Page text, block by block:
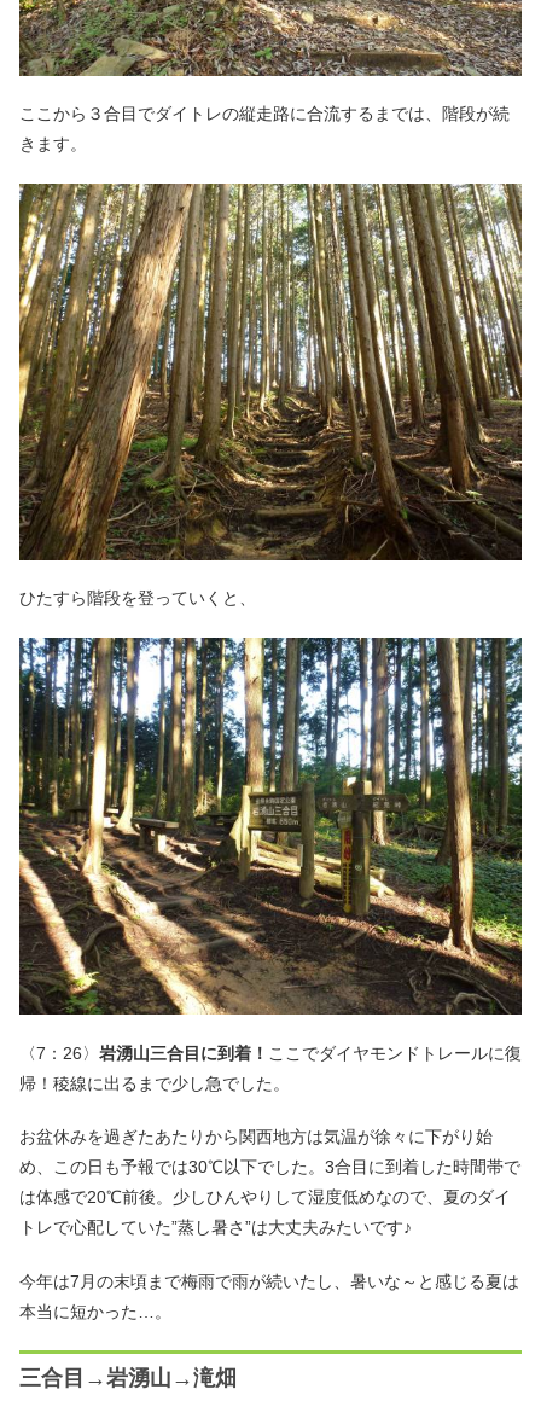
ここから３合目でダイトレの縦走路に合流するまでは、階段が続
きます。
ひたすら階段を登っていくと、
〈7：26〉 岩湧山三合目に到着！ ここでダイヤモンドトレールに復
帰！稜線に出るまで少し急でした。
お盆休みを過ぎたあたりから関西地方は気温が徐々に下がり始
め、この日も予報では30℃以下でした。3合目に到着した時間帯で
は体感で20℃前後。少しひんやりして湿度低めなので、夏のダイ
トレで心配していた”蒸し暑さ”は大丈夫みたいです♪
今年は7月の末頃まで梅雨で雨が続いたし、暑いな～と感じる夏は
本当に短かった…。
三合目→岩湧山→滝畑